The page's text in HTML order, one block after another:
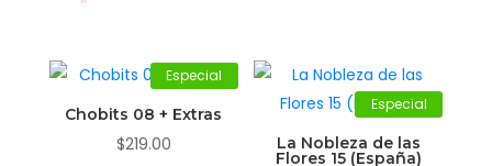
Especial
Chobits 08 + Extras
$219.00
Especial
La Nobleza de las
Flores 15 (España)